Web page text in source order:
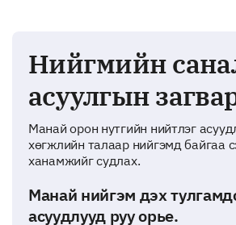
Нийгмийн
асуулгын
Манай орон нутгийн нийтлэг
хөгжлийн талаар нийгэмд байгаа
ханамжийг судлах.
Манай нийгэм дэх
асуудлууд руу орье.